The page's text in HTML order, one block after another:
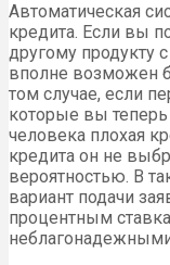
Автоматическая
кредита. Если вы
другому продукту
вполне возможен
том случае, если
которые вы
человека плохая
кредита он не
вероятностью. В
вариант подачи
процентным